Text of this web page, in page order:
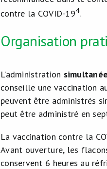
contre la COVID-194.
Organisation
L’administration simultanée
conseille une vaccination
peuvent être administrés
peut être administré en
La vaccination contre la
Avant ouverture, les
conservent 6 heures au